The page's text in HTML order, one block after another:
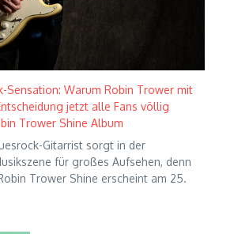
Sensation: Warum Robin Trower mit
jetzt alle Fans völlig
Trower Shine Album
Gitarrist sorgt in der
für großes Aufsehen, denn
Trower Shine erscheint am 25.